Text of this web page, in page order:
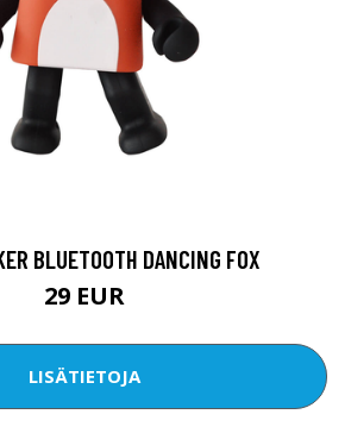
BLUETOOTH DANCING FOX
29 EUR
LISÄTIETOJA